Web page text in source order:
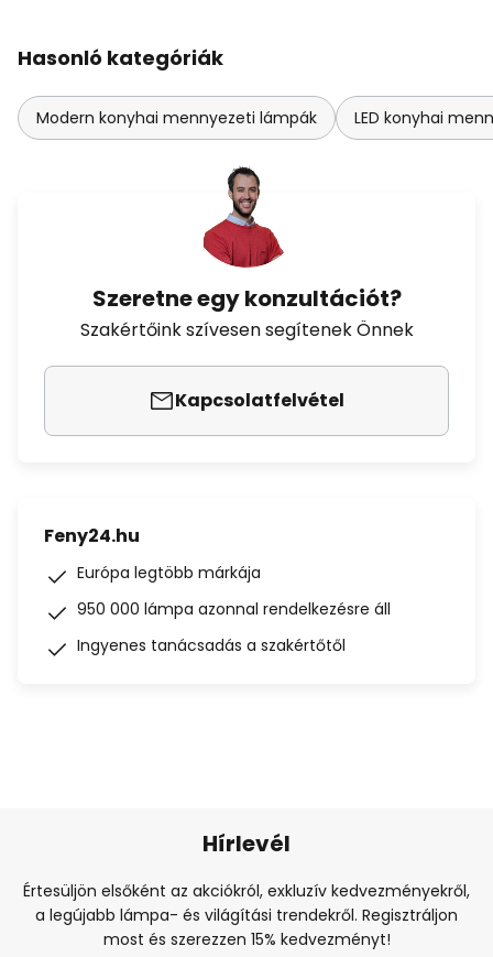
Hasonló kategóriák
Modern konyhai mennyezeti lámpák LED konyhai
Szeretne egy konzultációt?
Szakértőink szívesen segítenek Önnek
Kapcsolatfelvétel
Feny24.hu
Európa legtöbb márkája
950 000 lámpa azonnal rendelkezésre áll
Ingyenes tanácsadás a szakértőtől
Hírlevél
Értesüljön elsőként az akciókról, exkluzív kedvezményekről,
a legújabb lámpa- és világítási trendekről. Regisztráljon
most és szerezzen 15% kedvezményt!